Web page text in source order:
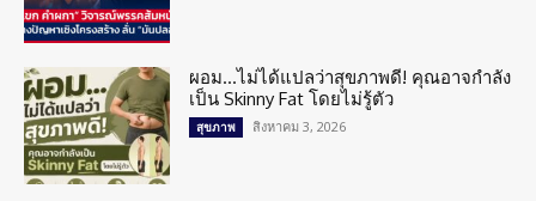
ผอม…ไม่ได้แปลว่าสุขภาพดี! คุณอาจกำลัง
เป็น Skinny Fat โดยไม่รู้ตัว
สุขภาพ สิงหาคม 3, 2026